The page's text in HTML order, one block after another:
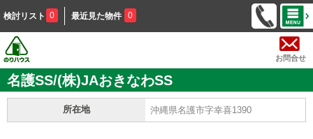
検討リスト 0 最近見た物件 0
お問合せ
名護SS/(株)JAおきなわSS
所在地 沖縄県名護市字幸喜1390